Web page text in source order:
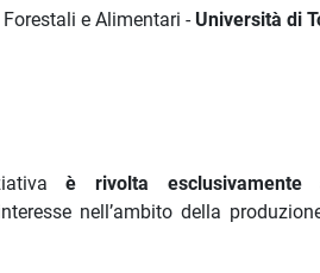
e Alimentari - Università di
è rivolta esclusivamente
nell’ambito della